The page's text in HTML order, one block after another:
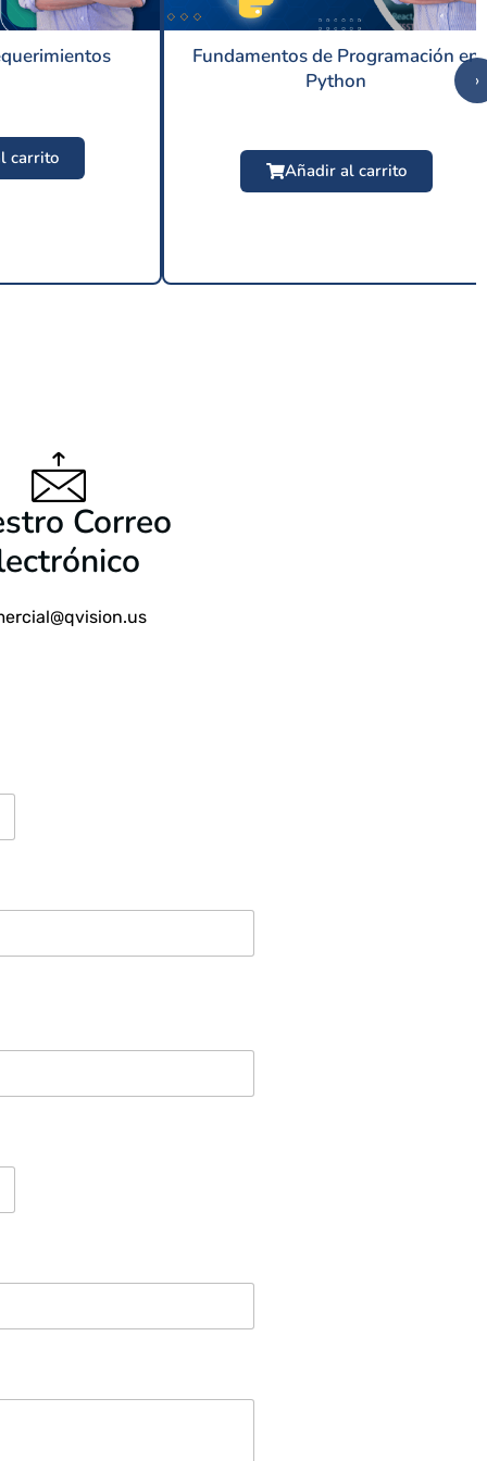
carrito
Fundamentos de Programación en
Python
Añadir al carrito
›
Correo